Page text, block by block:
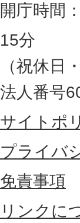
岡
県
の
最
東
部
に
置
す
開庁時間
15分
（祝休日
法人番号
サイトポ
プライバ
免責事項
リンクに